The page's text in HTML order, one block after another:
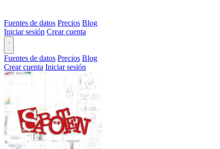
Fuentes de datos Precios Blog
Iniciar sesión Crear cuenta
Fuentes de datos Precios Blog
Crear cuenta Iniciar sesión